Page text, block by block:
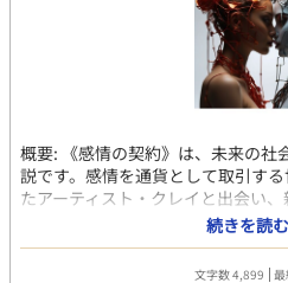
概要: 《感情の契約》は、未来の社
説です。感情を通貨として取引す
たアーティスト・クレイと出会い
情の取引所で繰り広げられる契約
との対峙が、彼らの愛の行方を描
物語: 主人公とクレイの深遠な感
続きを読む
文字数 4,899